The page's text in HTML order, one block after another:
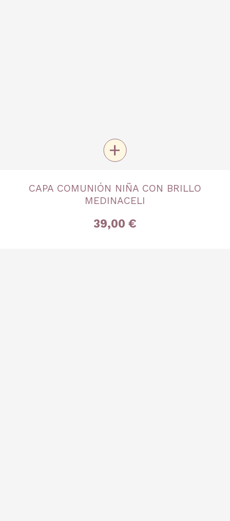
Única
+
CAPA COMUNIÓN NIÑA CON BRILLO
MEDINACELI
39,00 €